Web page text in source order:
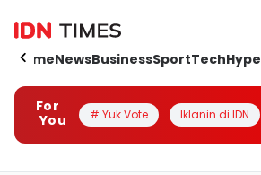
HomeNewsBusinessSportTechHype
For
You
# Yuk Vote Iklanin di IDN